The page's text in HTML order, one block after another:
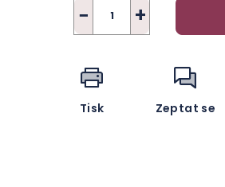
+
−
Tisk Zeptat se